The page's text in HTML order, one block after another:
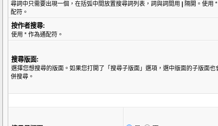
尋詞中只需要出現一個，在括弧中間放置搜尋詞列表，詞與詞間用
隔開。使用
配符。
按作者搜尋:
使用 * 作為通配符。
搜尋版面:
選擇您想搜尋的版面。如果您打開了「搜尋子版面」選項，選中版面的子版面也
併搜尋。